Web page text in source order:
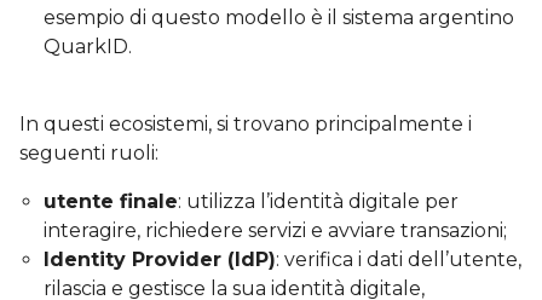
esempio di questo modello è il sistema argentino
QuarkID.
In questi ecosistemi, si trovano principalmente i
seguenti ruoli:
utente finale: utilizza l’identità digitale per
interagire, richiedere servizi e avviare transazioni;
Identity Provider (IdP): verifica i dati dell’utente,
rilascia e gestisce la sua identità digitale,